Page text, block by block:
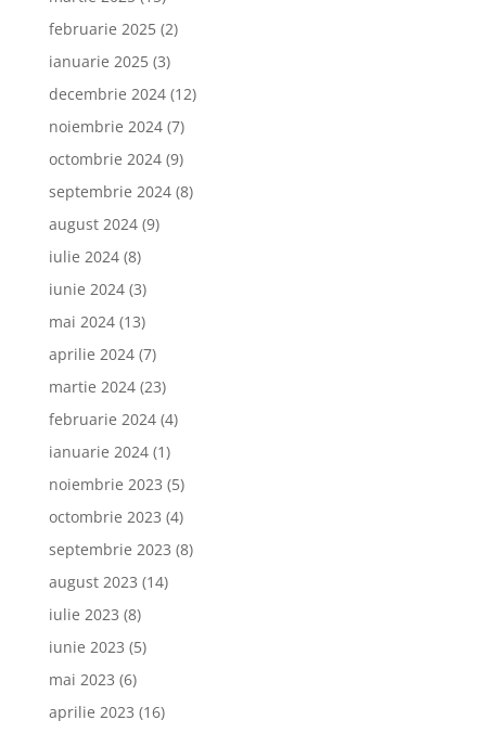
februarie 2025(2)
ianuarie 2025(3)
decembrie 2024(12)
noiembrie 2024(7)
octombrie 2024(9)
septembrie 2024(8)
august 2024(9)
iulie 2024(8)
iunie 2024(3)
mai 2024(13)
aprilie 2024(7)
martie 2024(23)
februarie 2024(4)
ianuarie 2024(1)
noiembrie 2023 (5)
octombrie 2023 (4)
septembrie 2023 (8)
august 2023 (14)
iulie 2023 (8)
iunie 2023 (5)
mai 2023 (6)
aprilie 2023 (16)